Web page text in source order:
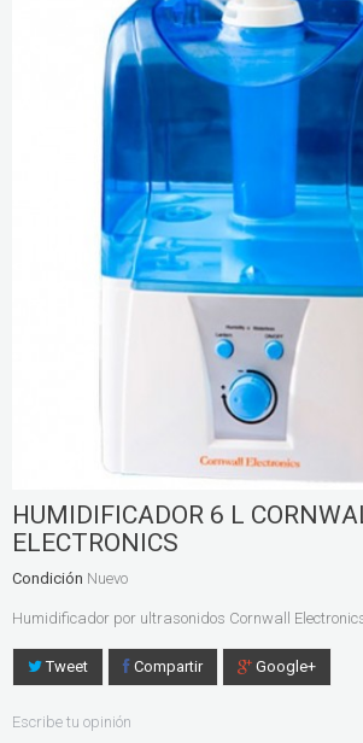
HUMIDIFICADOR 6 L
ELECTRONICS
Condición Nuevo
Humidificador por ultrasonidos Cornwall
Tweet Compartir Google+
Escribe tu opinión